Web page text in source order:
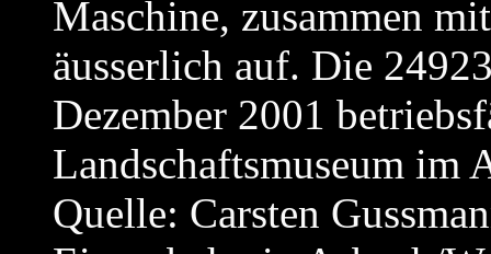
Maschine, zusammen
äusserlich auf. Die
Dezember 2001
Landschaftsmuseum im
Quelle: Carsten